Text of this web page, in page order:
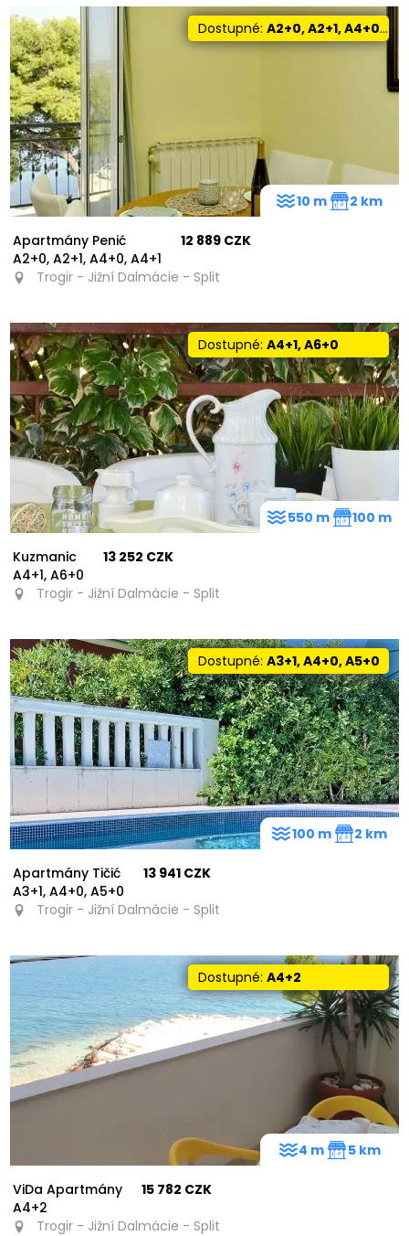
Dostupné:A2+0, A2+1, A4+0, A4+1
Apartmány Penić
A2+0, A2+1, A4+0, A4+1
12 889 CZK
Trogir - Jižní Dalmácie - Split
10 m 2 km
Dostupné:A4+1, A6+0
Kuzmanic
A4+1, A6+0
13 252 CZK
Trogir - Jižní Dalmácie - Split
550 m 100 m
Dostupné:A3+1, A4+0, A5+0
Apartmány Tičić
A3+1, A4+0, A5+0
13 941 CZK
Trogir - Jižní Dalmácie - Split
100 m 2 km
Dostupné:A4+2
ViDa Apartmány
A4+2
15 782 CZK
Trogir - Jižní Dalmácie - Split
4 m 5 km